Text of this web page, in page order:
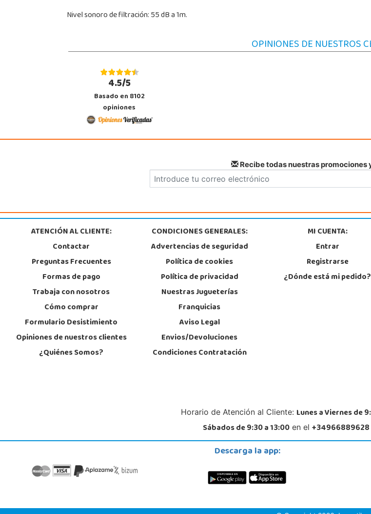
Nivel sonoro de filtración: 55 dB a 1m.
OPINIONES DE NUESTROS
4.5/5
Basado en 8102
opiniones
Recibe todas nuestras promociones
ATENCIÓN AL CLIENTE:
Contactar
Preguntas Frecuentes
Formas de pago
Trabaja con nosotros
Cómo comprar
Formulario Desistimiento
Opiniones de nuestros clientes
¿Quiénes Somos?
CONDICIONES GENERALES:
Advertencias de seguridad
Política de cookies
Política de privacidad
Nuestras Jugueterías
Franquicias
Aviso Legal
Envios/Devoluciones
Condiciones Contratación
MI CUENTA:
Entrar
Registrarse
¿Dónde está mi pedido?
Horario de Atención al Cliente: Lunes a Viernes de
Sábados de 9:30 a 13:00en el +34966889628
Descarga la app: